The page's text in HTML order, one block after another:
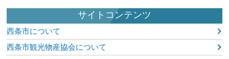
サイトコンテンツ
西条市について
西条市観光物産協会について